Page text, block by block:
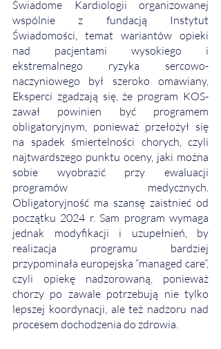
Świadome Kardiologii organizowanej
wspólnie z fundacją Instytut
Świadomości, temat wariantów opieki
nad pacjentami wysokiego i
ekstremalnego ryzyka sercowo-
naczyniowego był szeroko omawiany,
Eksperci zgadzają się, że program KOS-
zawał powinien być programem
obligatoryjnym, ponieważ przełożył się
na spadek śmiertelności chorych, czyli
najtwardszego punktu oceny, jaki można
sobie wyobrazić przy ewaluacji
programów medycznych.
Obligatoryjność ma szansę zaistnieć od
początku 2024 r. Sam program wymaga
jednak modyfikacji i uzupełnień, by
realizacja programu bardziej
przypominała europejska “managed care”,
czyli opiekę nadzorowaną, ponieważ
chorzy po zawale potrzebują nie tylko
lepszej koordynacji, ale też nadzoru nad
procesem dochodzenia do zdrowia.